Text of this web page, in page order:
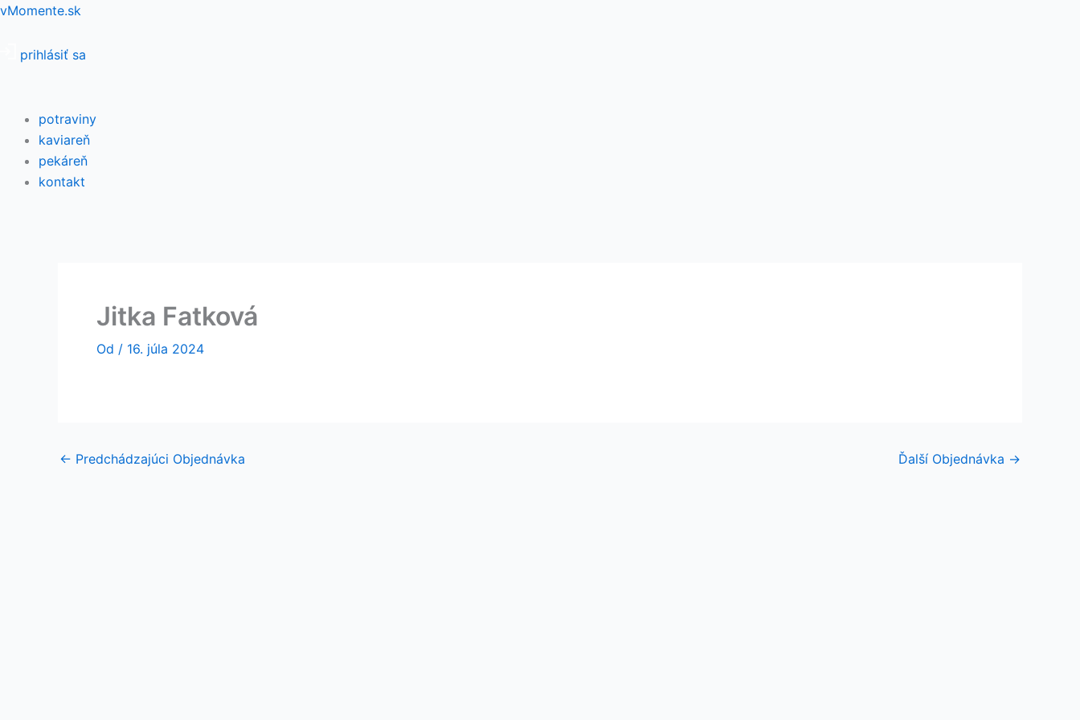
Preskočiť
obsah
vMomente.sk
prihlásiť sa
Menu
potraviny
kaviareň
pekáreň
kontakt
Jitka Fatková
Od / 16. júla 2024
← Predchádzajúci Objednávka Ďalší Objednávka →